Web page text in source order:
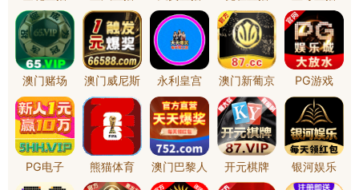
联系我们
全国咨询热线
0519-86310937
地址： 常州市武进区武宜中
路1号天豪大厦3号楼8楼
根据工程招标投标的有关
目（第一批）监理服务二
中 标人名 称
：江苏阳湖
监 理 服务期：与施工同步
中 标 质 量：合格
中标项目总监：王卫星（
自本中标结果公示之日起